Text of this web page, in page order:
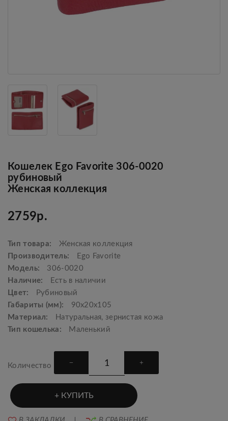
Кошелек Ego Favorite 306-0020
рубиновый
Женская коллекция
2759р.
Тип товара:
Женская коллекция
Производитель:
Ego Favorite
Модель:
306-0020
Наличие:
Есть в наличии
Цвет:
Рубиновый
Габариты (мм):
90x20x105
Материал:
Натуральная, зернистая кожа
Тип кошелька:
Маленький
Количество
КУПИТЬ